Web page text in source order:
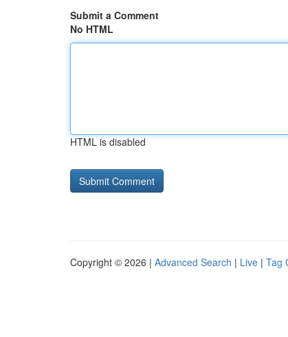
Submit a Comment
No HTML
HTML is disabled
Copyright © 2026 | Advanced Search | Live | Tag